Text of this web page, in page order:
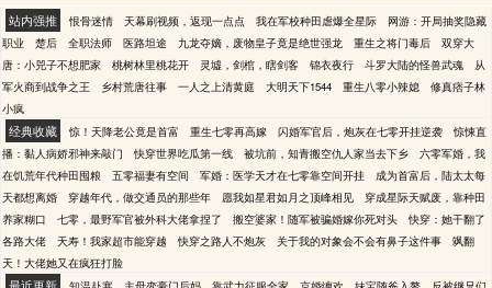
站内强推 恨骨迷情 天幕刷视频，返现一点点 我在军校种田虐爆全星际
网游：开局抽奖隐藏
职业
楚后 全职法师 医路坦途 九龙夺嫡，废物皇子竟是绝世强龙 重生之将门毒后
双穿大
唐：小兕子不想肥家
桃树林里桃花开 灵墟，剑棺，瞎剑客 锦衣夜行 斗罗大陆的怪兽武魂
从
军火商到战争之王
乡村荒唐往事 一人之上清黄庭 大明天下1544 重生八零小辣媳
修真痞子林
小疯
经典收藏 惊！天降老公竟是首富 重生七零再高嫁 闪婚军官后，炮灰在七零开挂逆袭
惊悚直
播：黏人病娇邪神来敲门
快穿世界吃瓜第一线 被坑前，知青搬空仇人家当去下乡
六零军婚，我
在饥荒年代种田囤粮
五零福妻有空间 军婚：医学天才在七零靠空间开挂
成为首富后，陆太太每
天都想离婚
穿越年代，做交通员的那些年 愿我如星君如月之顶峰相见
穿成星际天赋废，靠种田
养家糊口
七零，最野军官被外科大佬拿捏了 搬空婆家！随军被骗婚嫁你死对头
快穿：她干翻了
各路大佬
夭寿！我家超市能穿越 快穿之路人不炮灰 关于我的对象会不会有鼻子这件事
飒翻
天！大佬她又在疯狂打脸